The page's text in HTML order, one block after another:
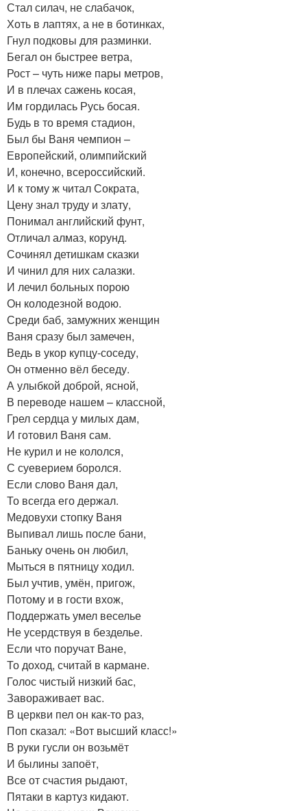
Стал силач, не слабачок,
Хоть в лаптях, а не в ботинках,
Гнул подковы для разминки.
Бегал он быстрее ветра,
Рост – чуть ниже пары метров,
И в плечах сажень косая,
Им гордилась Русь босая.
Будь в то время стадион,
Был бы Ваня чемпион –
Европейский, олимпийский
И, конечно, всероссийский.
И к тому ж читал Сократа,
Цену знал труду и злату,
Понимал английский фунт,
Отличал алмаз, корунд.
Сочинял детишкам сказки
И чинил для них салазки.
И лечил больных порою
Он колодезной водою.
Среди баб, замужних женщин
Ваня сразу был замечен,
Ведь в укор купцу-соседу,
Он отменно вёл беседу.
А улыбкой доброй, ясной,
В переводе нашем – классной,
Грел сердца у милых дам,
И готовил Ваня сам.
Не курил и не кололся,
С суеверием боролся.
Если слово Ваня дал,
То всегда его держал.
Медовухи стопку Ваня
Выпивал лишь после бани,
Баньку очень он любил,
Мыться в пятницу ходил.
Был учтив, умён, пригож,
Потому и в гости вхож,
Поддержать умел веселье
Не усердствуя в безделье.
Если что поручат Ване,
То доход, считай в кармане.
Голос чистый низкий бас,
Завораживает вас.
В церкви пел он как-то раз,
Поп сказал: «Вот высший класс!»
В руки гусли он возьмёт
И былины запоёт,
Все от счастия рыдают,
Пятаки в картуз кидают.